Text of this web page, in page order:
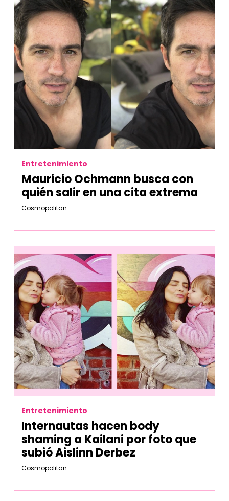
Entretenimiento
Mauricio Ochmann busca con
quién salir en una cita extrema
Cosmopolitan
Entretenimiento
Internautas hacen body
shaming a Kailani por foto que
subió Aislinn Derbez
Cosmopolitan